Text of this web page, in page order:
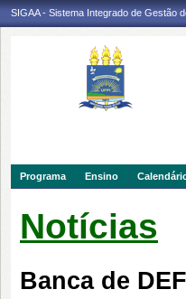
SIGAA - Sistema Integrado de Gestão
Programa Ensino
Notícias
Banca de